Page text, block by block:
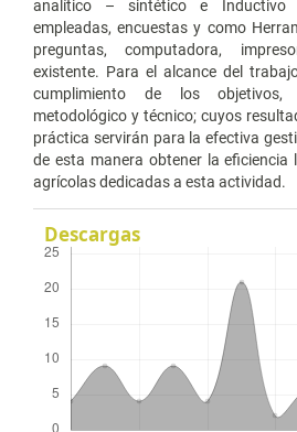
analítico – sintético e Inductivo
empleadas, encuestas y como
preguntas, computadora,
existente. Para el alcance del
cumplimiento de los
metodológico y técnico; cuyos
práctica servirán para la efectiva
de esta manera obtener la eficiencia
agrícolas dedicadas a esta actividad.
Descargas